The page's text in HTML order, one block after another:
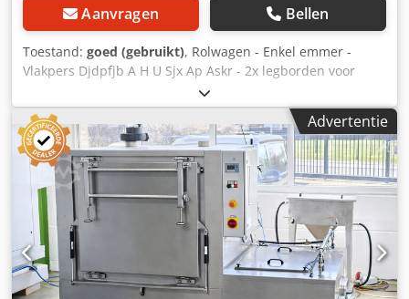
Aanvragen Bellen
Toestand: goed (gebruikt), Rolwagen - Enkel emmer -
Vlakpers Djdpfjb A H U Sjx Ap Askr - 2x legborden voor
Advertentie